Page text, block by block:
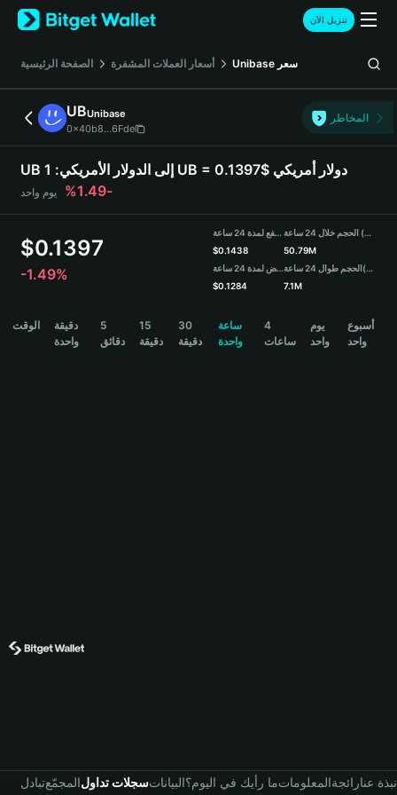
English
日本語
Русский
Español (Latinoamérica)
Türkçe
Deutsch
简体中文
Português (Portugal)
Bahasa Indonesia
বাংলা
تنزيل الآن
الصفحة الرئيسية أسعار العملات المشفرة Unibase سعر
UBUnibase
0x40b8...6Fde
المخاطر
UB إلى الدولار الأمريكي:
1 UB = 0.1397$ دولار أمريكي
-1.49%
يوم واحد
$0.1397
-1.49%
مرتفع لمدة 24 ساعة
$0.1438
منخفض لمدة 24 ساعة
$0.1284
الحجم خلال 24 ساعة (UB)
50.79M
الحجم طوال 24 ساعة(USDT)
7.1M
الوقت
دقيقة
واحدة
5
دقائق
15
دقيقة
30
دقيقة
ساعة
واحدة
4
ساعات
يوم
واحد
أسبوع
واحد
تبادلالمجمّعسجلات تداولالبياناتما رأيك في اليوم؟المعلوماترائجةنبذة عنا